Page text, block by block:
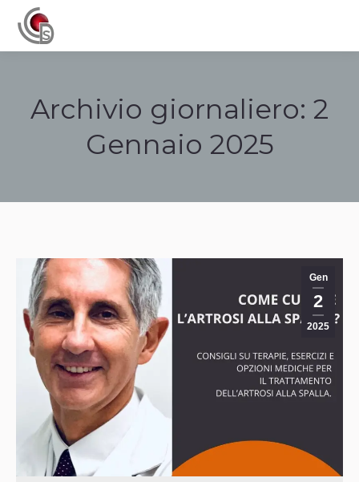
Archivio giornaliero: 2
Gennaio 2025
Gen
2
2025